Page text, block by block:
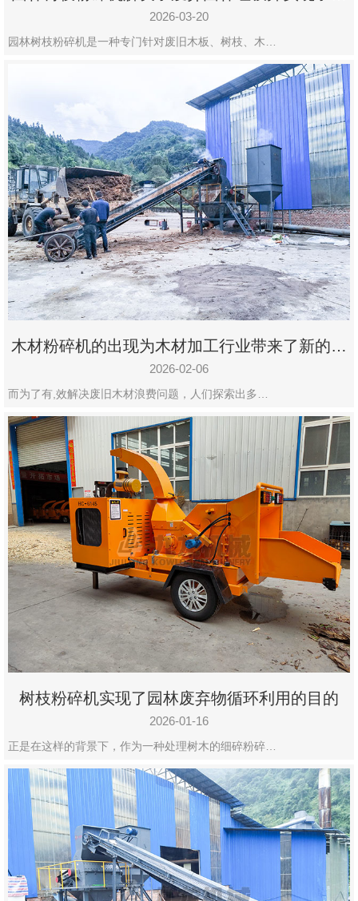
利用
2026-03-20
园林树枝粉碎机是一种专门针对废旧木板、树枝、木…
木材粉碎机的出现为木材加工行业带来了新的变
化
2026-02-06
而为了有,效解决废旧木材浪费问题，人们探索出多…
树枝粉碎机实现了园林废弃物循环利用的目的
2026-01-16
正是在这样的背景下，作为一种处理树木的细碎粉碎…